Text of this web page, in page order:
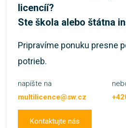
licencíí?
Ste škola alebo štátna
Pripravíme ponuku presne
potrieb.
napíšte na
multilicence@sw.cz
Kontaktujte nás